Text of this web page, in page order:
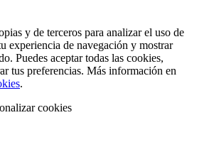
y de terceros para analizar el uso de
experiencia de navegación y mostrar
Puedes aceptar todas las cookies,
tus preferencias. Más información en
.
cookies